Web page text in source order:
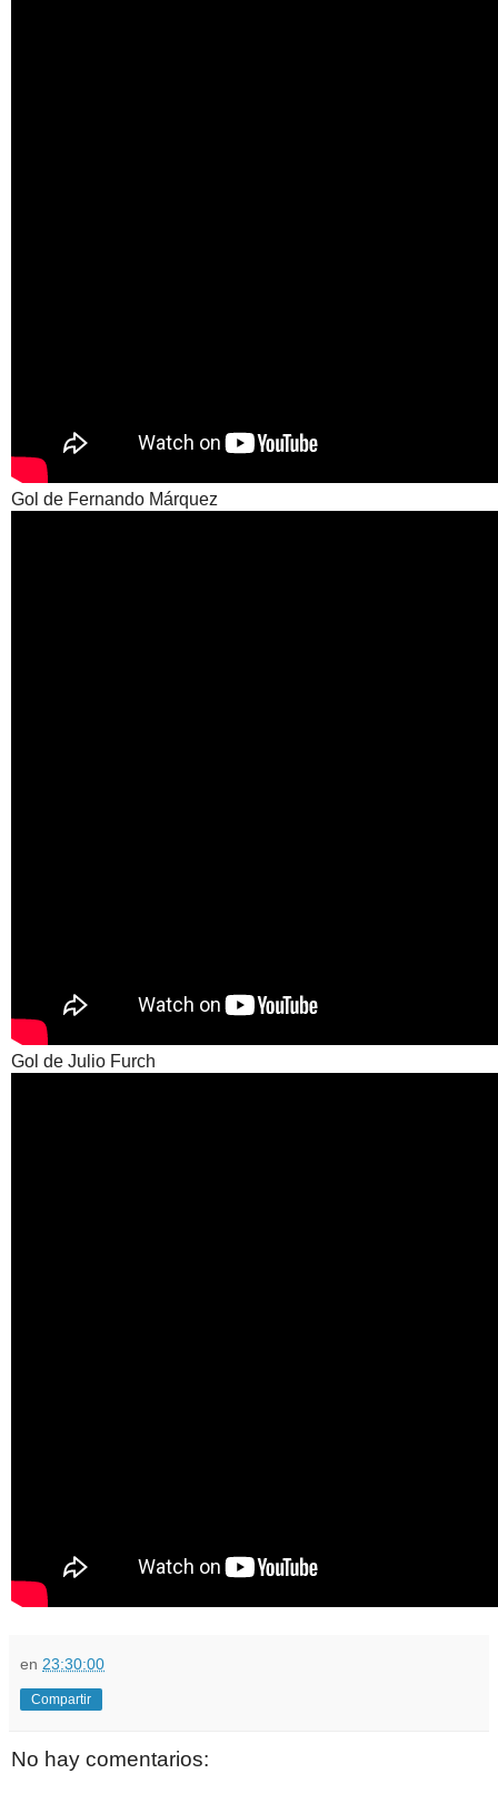
Gol de Fernando Márquez
Gol de Julio Furch
en 23:30:00
Compartir
No hay comentarios: